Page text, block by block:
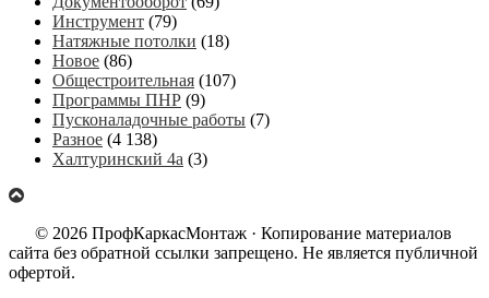
Инструмент (79)
Натяжные потолки (18)
Новое (86)
Общестроительная (107)
Программы ПНР (9)
Пусконаладочные работы (7)
Разное (4 138)
Халтуринский 4а (3)
© 2026 ПрофКаркасМонтаж · Копирование материалов
сайта без обратной ссылки запрещено. Не является публичной
офертой.